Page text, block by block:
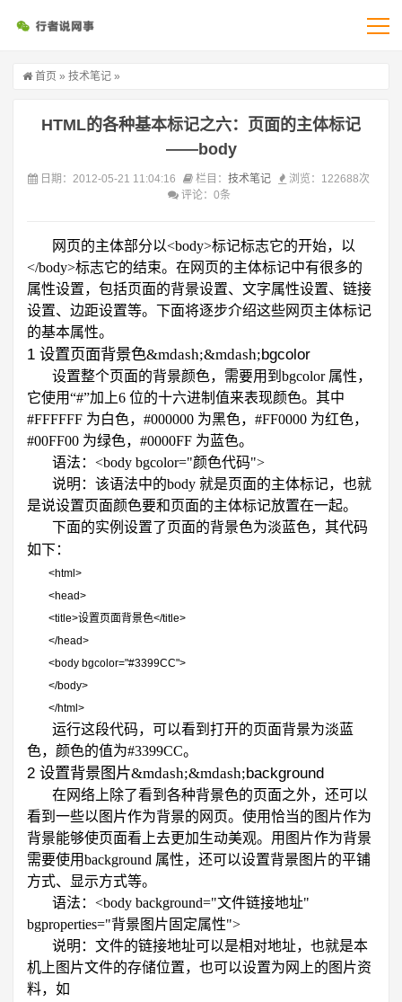
首页 » 技术笔记 »
HTML的各种基本标记之六：页面的主体标记
——body
日期：2012-05-21 11:04:16 栏目： 技术笔记
浏览：122688次
评论：0条
网页的主体部分以<body>标记标志它的开始，以
</body>标志它的结束。在网页的主体标记中有很多的
属性设置，包括页面的背景设置、文字属性设置、链接
设置、边距设置等。下面将逐步介绍这些网页主体标记
的基本属性。
1 设置页面背景色&mdash;&mdash;bgcolor
设置整个页面的背景颜色，需要用到 bgcolor 属性，
它使用“#”加上6 位的十六进制值来表现颜色。其中
#FFFFFF 为白色， #000000 为黑色， #FF0000 为红色，
#00FF00 为绿色， #0000FF 为蓝色。
语法： <body bgcolor="颜色代码">
说明：该语法中的body 就是页面的主体标记，也就
是说设置页面颜色要和页面的主体标记放置在一起。
下面的实例设置了页面的背景色为淡蓝色，其代码
如下：
<html>
<head>
<title>设置页面背景色</title>
</head>
<body bgcolor="#3399CC">
</body>
</html>
运行这段代码，可以看到打开的页面背景为淡蓝
色，颜色的值为#3399CC。
2 设置背景图片&mdash;&mdash;background
在网络上除了看到各种背景色的页面之外，还可以
看到一些以图片作为背景的网页。使用恰当的图片作为
背景能够使页面看上去更加生动美观。用图片作为背景
需要使用background 属性，还可以设置背景图片的平铺
方式、显示方式等。
语法： <body background="文件链接地址"
bgproperties="背景图片固定属性">
说明：文件的链接地址可以是相对地址，也就是本
机上图片文件的存储位置，也可以设置为网上的图片资
料，如